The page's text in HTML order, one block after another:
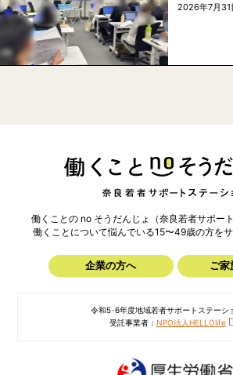
2026年7月31
働くことの no そうだんじょ（奈良若者サポー
働くことについて悩んでいる15〜49歳の方を
企業の方へ ご家
令和5･6年度地域若者サポートステーシ
受託事業者： NPO法人HELLOlife